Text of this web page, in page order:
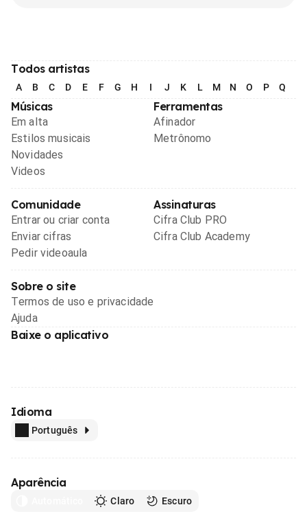
Todos artistas
A B C D E F G H I J K L M N O P Q
Músicas
Em alta
Estilos musicais
Novidades
Videos
Ferramentas
Afinador
Metrônomo
Comunidade
Entrar ou criar conta
Enviar cifras
Pedir videoaula
Assinaturas
Cifra Club PRO
Cifra Club Academy
Sobre o site
Termos de uso e privacidade
Ajuda
Baixe o aplicativo
Idioma
Português
Aparência
Claro Escuro